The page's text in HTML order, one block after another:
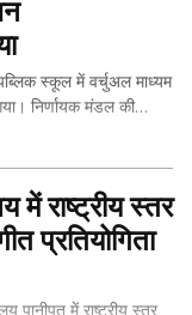
स्‍कूल में वर्चुअल माध्‍यम
निर्णायक मंडल की…
में राष्ट्रीय स्तर
प्रतियोगिता
पानीपत में राष्ट्रीय स्तर